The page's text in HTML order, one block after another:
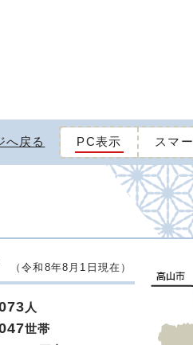
へ戻る PC表示 スマ
（令和8年8月1日現在）
人
世帯